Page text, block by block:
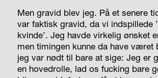
Men gravid blev jeg. På et senere
var faktisk gravid, da vi indspillede
kvinde’. Jeg havde virkelig ønsket
men timingen kunne da have været
jeg var nødt til bare at sige: Jeg er
en hovedrolle, lad os fucking bare